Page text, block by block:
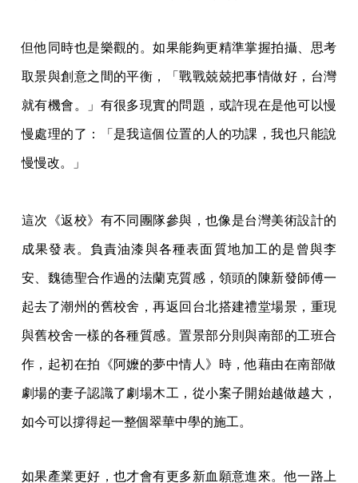
但他同時也是樂觀的。如果能夠更精準掌握拍攝、思考
取景與創意之間的平衡，「戰戰兢兢把事情做好，台灣
就有機會。」有很多現實的問題，或許現在是他可以慢
慢處理的了：「是我這個位置的人的功課，我也只能說
慢慢改。」
這次《返校》有不同團隊參與，也像是台灣美術設計的
成果發表。負責油漆與各種表面質地加工的是曾與李
安、魏德聖合作過的法蘭克質感，領頭的陳新發師傅一
起去了潮州的舊校舍，再返回台北搭建禮堂場景，重現
與舊校舍一樣的各種質感。置景部分則與南部的工班合
作，起初在拍《阿嬤的夢中情人》時，他藉由在南部做
劇場的妻子認識了劇場木工，從小案子開始越做越大，
如今可以撐得起一整個翠華中學的施工。
如果產業更好，也才會有更多新血願意進來。他一路上